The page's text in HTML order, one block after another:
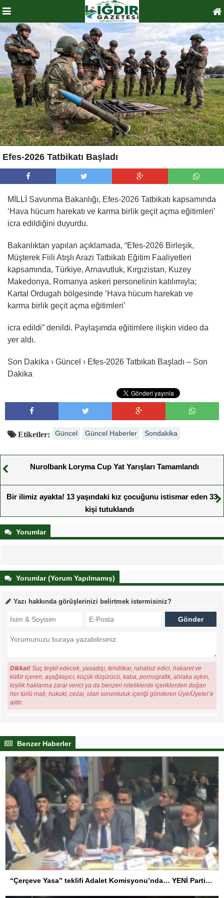
Efes-2026 Tatbikatı Başladı
MİLLİ Savunma Bakanlığı, Efes-2026 Tatbikatı kapsamında
‘Hava hücum harekatı ve karma birlik geçit açma eğitimleri’
icra edildiğini duyurdu.
Bakanlıktan yapılan açıklamada, “Efes-2026 Birleşik,
Müşterek Fiili Atışlı Arazi Tatbikatı Eğitim Faaliyetleri
kapsamında, Türkiye, Arnavutluk, Kırgızistan, Kuzey
Makedonya, Romanya askeri personelinin katılımıyla;
Kartal Ordugah bölgesinde ‘Hava hücum harekatı ve
karma birlik geçit açma eğitimleri’
icra edildi” denildi. Paylaşımda eğitimlere ilişkin video da
yer aldı.
Son Dakika › Güncel › Efes-2026 Tatbikatı Başladı – Son
Dakika
Etiketler: Güncel Güncel Haberler Sondakika
Nurolbank Loryma Cup Yat Yarışları Tamamlandı
Bir ilimiz ayakta! 13 yaşındaki kız çocuğunu istismar eden 33
kişi tutuklandı
Yorumlar
Yorumlar (Yorum Yapılmamış)
Yazı hakkında görüşlerinizi belirtmek istermisiniz?
Dikkat! Suç teşkil edecek, yasadışı, tehditkar, rahatsız edici, hakaret ve
küfür içeren, aşağılayıcı, küçük düşürücü, kaba, pornografik, ahlaka aykırı,
kişilik haklarına zarar verici ya da benzeri niteliklerde içeriklerden doğan
her türlü mali, hukuki, cezai, idari sorumluluk içeriği gönderen Üye/Üyeler’e
aittir.
Benzer Haberler
“Çerçeve Yasa” teklifi Adalet Komisyonu’nda… YENİ Partili Tanrıkulu: Bir insana ‘Silahını bırak, ülkene dön, siyasal ve toplumsal hayata katıl’ diyorsanız, o insan kapıdan içeri girdiğinde başına ne geleceğini bilmelidir